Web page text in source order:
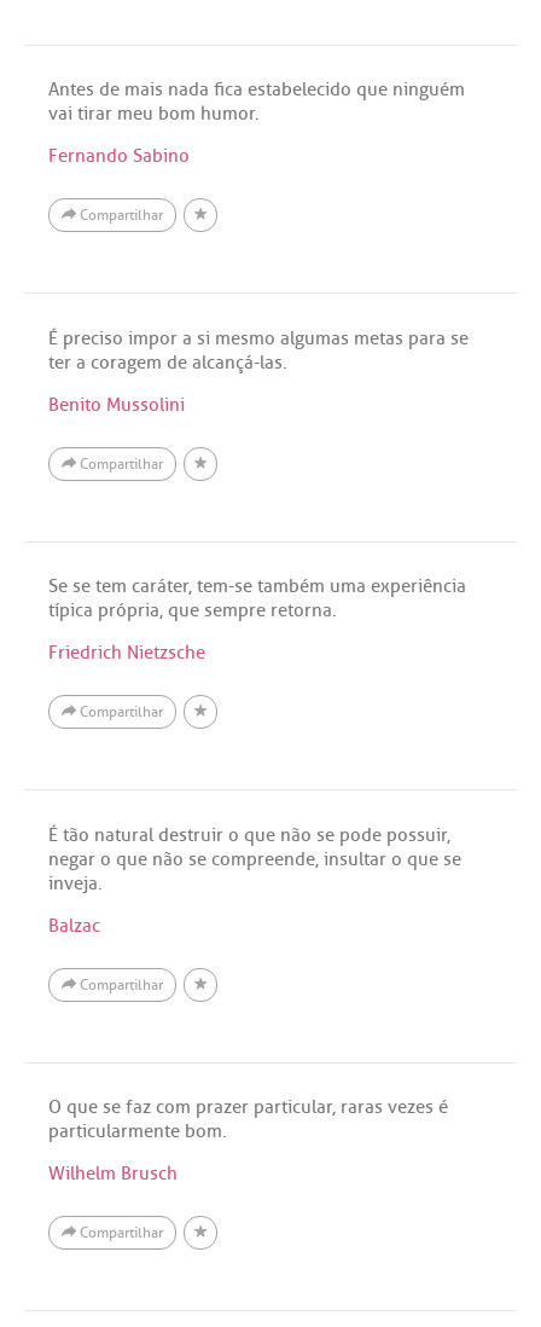
Antes de mais nada fica estabelecido que ninguém
vai tirar meu bom humor.
Fernando Sabino
Compartilhar
É preciso impor a si mesmo algumas metas para se
ter a coragem de alcançá-las.
Benito Mussolini
Compartilhar
Se se tem caráter, tem-se também uma experiência
típica própria, que sempre retorna.
Friedrich Nietzsche
Compartilhar
É tão natural destruir o que não se pode possuir,
negar o que não se compreende, insultar o que se
inveja.
Balzac
Compartilhar
O que se faz com prazer particular, raras vezes é
particularmente bom.
Wilhelm Brusch
Compartilhar